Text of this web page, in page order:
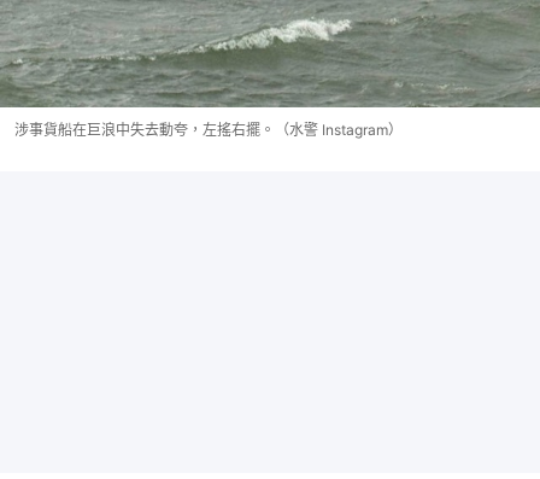
涉事貨船在巨浪中失去動夸，左搖右擺。（水警 Instagram）